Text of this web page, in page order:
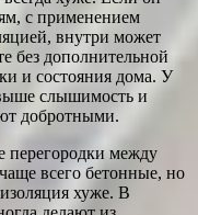
с применением
внутри может
без дополнительной
и состояния дома. У
слышимость и
добротными.
перегородки между
всего бетонные, но
хуже. В